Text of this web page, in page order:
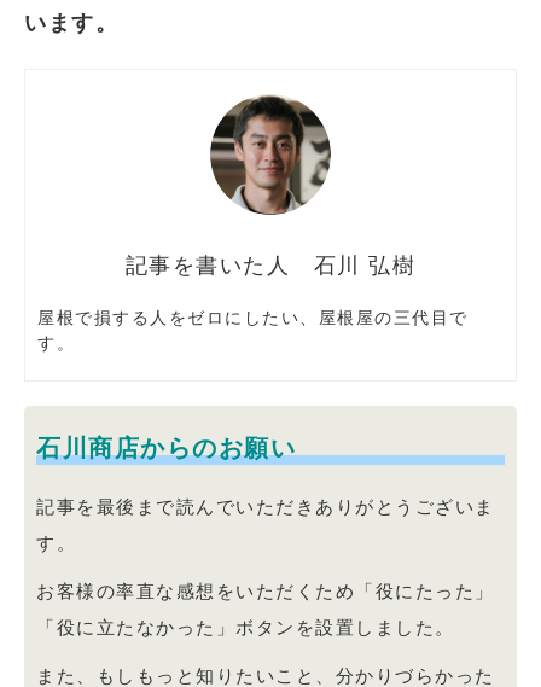
います。
石川 弘樹
屋根で損する人をゼロにしたい、屋根屋の三代目で
す。
石川商店からのお願い
記事を最後まで読んでいただきありがとうございま
す。
お客様の率直な感想をいただくため「役にたった」
「役に立たなかった」ボタンを設置しました。
また、もしもっと知りたいこと、分かりづらかった